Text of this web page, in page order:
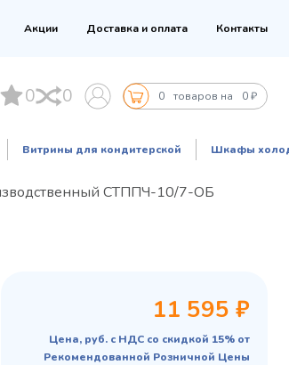
Акции Доставка и оплата Контакты
0 0 0 товаров на 0 ₽
Витрины для кондитерской Шкафы
СТППЧ-10/7-ОБ
11 595 ₽
Цена, руб. с НДС со скидкой 15% от
Рекомендованной Розничной Цены